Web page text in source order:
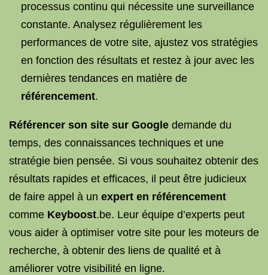
processus continu qui nécessite une surveillance
constante. Analysez régulièrement les
performances de votre site, ajustez vos stratégies
en fonction des résultats et restez à jour avec les
dernières tendances en matière de
référencement.
Référencer son site sur Google demande du
temps, des connaissances techniques et une
stratégie bien pensée. Si vous souhaitez obtenir des
résultats rapides et efficaces, il peut être judicieux
de faire appel à un expert en référencement
comme Keyboost.be. Leur équipe d’experts peut
vous aider à optimiser votre site pour les moteurs de
recherche, à obtenir des liens de qualité et à
améliorer votre visibilité en ligne.